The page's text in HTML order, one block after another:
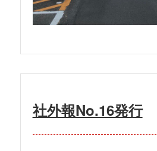
社外報No.16発行